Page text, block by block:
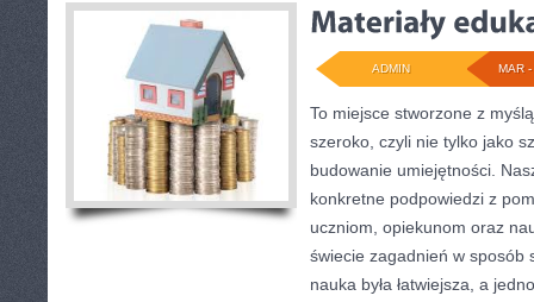
MAR
ADMIN
To miejsce stworzone z
szeroko, czyli nie tylko jako
budowanie umiejętności.
konkretne podpowiedzi z
uczniom, opiekunom oraz
świecie zagadnień w sposób
nauka była łatwiejsza, a